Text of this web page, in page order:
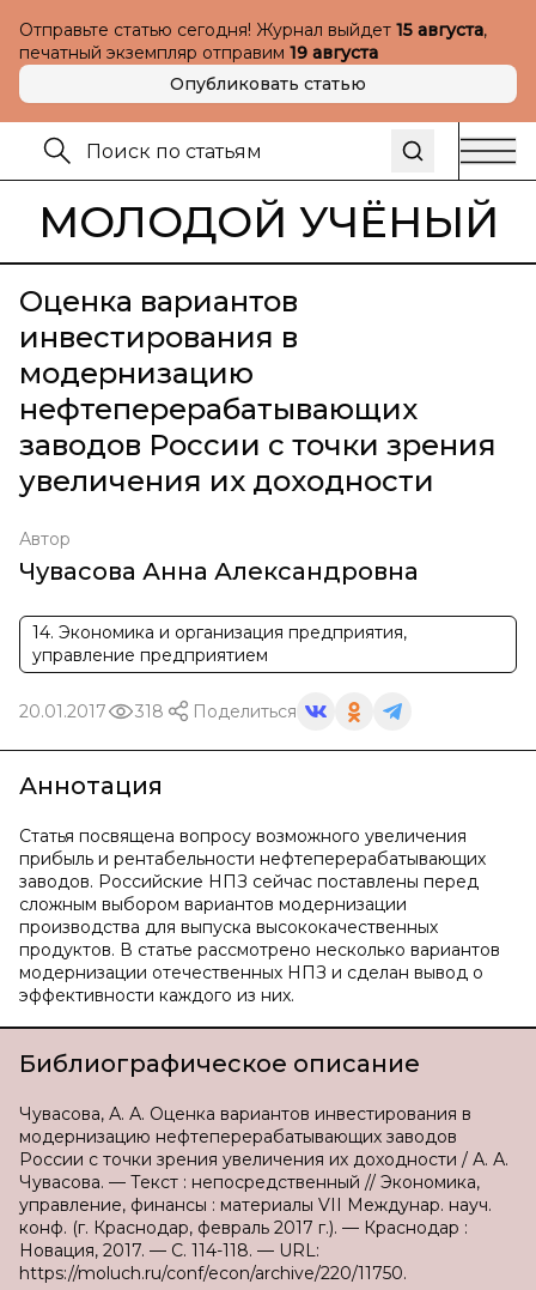
Отправьте статью сегодня! Журнал выйдет 15 августа,
печатный экземпляр отправим 19 августа
Опубликовать статью
МОЛОДОЙ УЧЁНЫЙ
Оценка вариантов
инвестирования в
модернизацию
нефтеперерабатывающих
заводов России с точки зрения
увеличения их доходности
Автор
Чувасова Анна Александровна
14. Экономика и организация предприятия,
управление предприятием
20.01.2017 318 Поделиться
Аннотация
Статья посвящена вопросу возможного увеличения
прибыль и рентабельности нефтеперерабатывающих
заводов. Российские НПЗ сейчас поставлены перед
сложным выбором вариантов модернизации
производства для выпуска высококачественных
продуктов. В статье рассмотрено несколько вариантов
модернизации отечественных НПЗ и сделан вывод о
эффективности каждого из них.
Библиографическое описание
Чувасова, А. А. Оценка вариантов инвестирования в
модернизацию нефтеперерабатывающих заводов
России с точки зрения увеличения их доходности / А. А.
Чувасова. — Текст : непосредственный // Экономика,
управление, финансы : материалы VII Междунар. науч.
конф. (г. Краснодар, февраль 2017 г.). — Краснодар :
Новация, 2017. — С. 114-118. — URL:
https://moluch.ru/conf/econ/archive/220/11750.